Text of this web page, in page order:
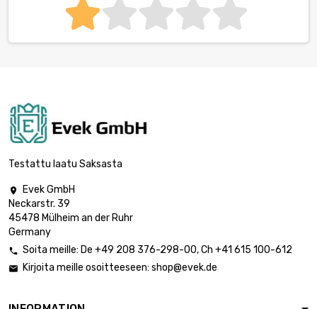
Testattu laatu Saksasta

Evek GmbH
Neckarstr. 39
45478 Mülheim an der Ruhr
Germany
 Soita meille: De +49 208 376-298-00, Ch +41 615 100-612
 Kirjoita meille osoitteeseen: shop@evek.de